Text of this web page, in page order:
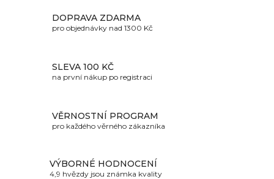
DOPRAVA ZDARMA
pro objednávky nad 1300 Kč
SLEVA 100 KČ
na první nákup po registraci
VĚRNOSTNÍ PROGRAM
pro každého věrného zákazníka
VÝBORNÉ HODNOCENÍ
4,9 hvězdy jsou známka kvality